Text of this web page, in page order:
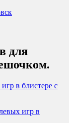
для